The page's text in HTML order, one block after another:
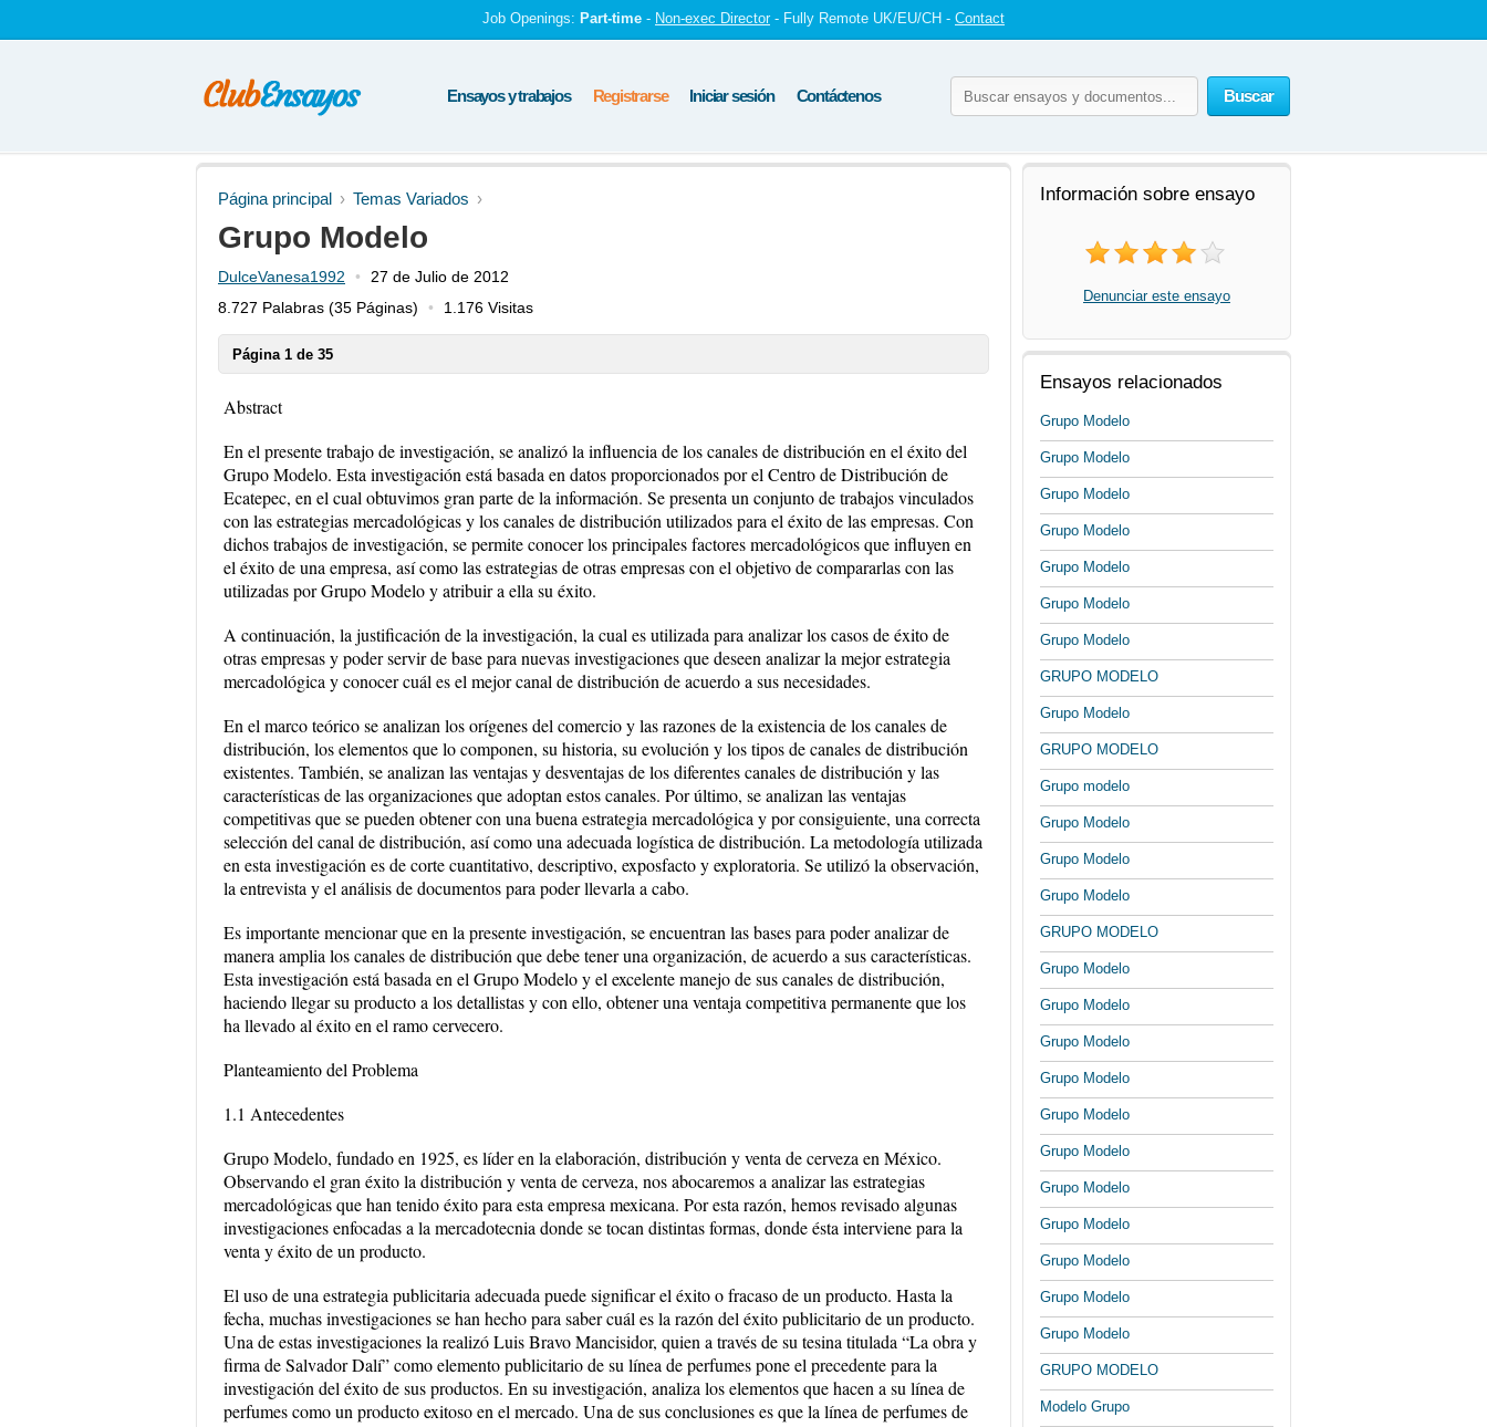
Job Openings: Part-time - Non-exec Director - Fully Remote UK/EU/CH - Contact
Buscar
Ensayos y trabajos Registrarse Iniciar sesión Contáctenos
Página principal Temas Variados
Grupo Modelo
DulceVanesa1992
27 de Julio de 2012
8.727 Palabras (35 Páginas) 1.176 Visitas
Página 1 de 35
Abstract
En el presente trabajo de investigación, se analizó la influencia de los canales de distribución en el éxito del
Grupo Modelo. Esta investigación está basada en datos proporcionados por el Centro de Distribución de
Ecatepec, en el cual obtuvimos gran parte de la información. Se presenta un conjunto de trabajos vinculados
con las estrategias mercadológicas y los canales de distribución utilizados para el éxito de las empresas. Con
dichos trabajos de investigación, se permite conocer los principales factores mercadológicos que influyen en
el éxito de una empresa, así como las estrategias de otras empresas con el objetivo de compararlas con las
utilizadas por Grupo Modelo y atribuir a ella su éxito.
A continuación, la justificación de la investigación, la cual es utilizada para analizar los casos de éxito de
otras empresas y poder servir de base para nuevas investigaciones que deseen analizar la mejor estrategia
mercadológica y conocer cuál es el mejor canal de distribución de acuerdo a sus necesidades.
En el marco teórico se analizan los orígenes del comercio y las razones de la existencia de los canales de
distribución, los elementos que lo componen, su historia, su evolución y los tipos de canales de distribución
existentes. También, se analizan las ventajas y desventajas de los diferentes canales de distribución y las
características de las organizaciones que adoptan estos canales. Por último, se analizan las ventajas
competitivas que se pueden obtener con una buena estrategia mercadológica y por consiguiente, una correcta
selección del canal de distribución, así como una adecuada logística de distribución. La metodología utilizada
en esta investigación es de corte cuantitativo, descriptivo, exposfacto y exploratoria. Se utilizó la observación,
la entrevista y el análisis de documentos para poder llevarla a cabo.
Es importante mencionar que en la presente investigación, se encuentran las bases para poder analizar de
manera amplia los canales de distribución que debe tener una organización, de acuerdo a sus características.
Esta investigación está basada en el Grupo Modelo y el excelente manejo de sus canales de distribución,
haciendo llegar su producto a los detallistas y con ello, obtener una ventaja competitiva permanente que los
ha llevado al éxito en el ramo cervecero.
Planteamiento del Problema
1.1 Antecedentes
Grupo Modelo, fundado en 1925, es líder en la elaboración, distribución y venta de cerveza en México.
Observando el gran éxito la distribución y venta de cerveza, nos abocaremos a analizar las estrategias
mercadológicas que han tenido éxito para esta empresa mexicana. Por esta razón, hemos revisado algunas
investigaciones enfocadas a la mercadotecnia donde se tocan distintas formas, donde ésta interviene para la
venta y éxito de un producto.
El uso de una estrategia publicitaria adecuada puede significar el éxito o fracaso de un producto. Hasta la
fecha, muchas investigaciones se han hecho para saber cuál es la razón del éxito publicitario de un producto.
Una de estas investigaciones la realizó Luis Bravo Mancisidor, quien a través de su tesina titulada “La obra y
firma de Salvador Dalí” como elemento publicitario de su línea de perfumes pone el precedente para la
investigación del éxito de sus productos. En su investigación, analiza los elementos que hacen a su línea de
perfumes como un producto exitoso en el mercado. Una de sus conclusiones es que la línea de perfumes de
Información sobre ensayo
Denunciar este ensayo
Ensayos relacionados
Grupo Modelo
Grupo Modelo
Grupo Modelo
Grupo Modelo
Grupo Modelo
Grupo Modelo
Grupo Modelo
GRUPO MODELO
Grupo Modelo
GRUPO MODELO
Grupo modelo
Grupo Modelo
Grupo Modelo
Grupo Modelo
GRUPO MODELO
Grupo Modelo
Grupo Modelo
Grupo Modelo
Grupo Modelo
Grupo Modelo
Grupo Modelo
Grupo Modelo
Grupo Modelo
Grupo Modelo
Grupo Modelo
Grupo Modelo
GRUPO MODELO
Modelo Grupo